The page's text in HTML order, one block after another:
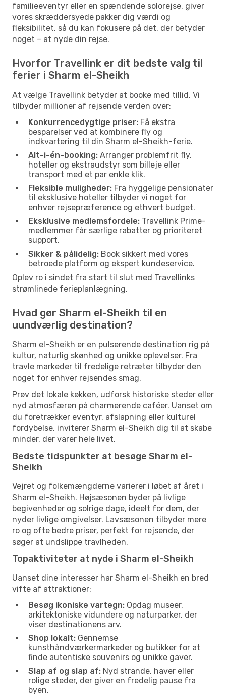
familieeventyr eller en spændende solorejse, giver
vores skræddersyede pakker dig værdi og
fleksibilitet, så du kan fokusere på det, der betyder
noget – at nyde din rejse.
Hvorfor Travellink er dit bedste valg til
ferier i Sharm el-Sheikh
At vælge Travellink betyder at booke med tillid. Vi
tilbyder millioner af rejsende verden over:
Konkurrencedygtige priser: Få ekstra
besparelser ved at kombinere fly og
indkvartering til din Sharm el-Sheikh-ferie.
Alt-i-én-booking: Arranger problemfrit fly,
hoteller og ekstraudstyr som billeje eller
transport med et par enkle klik.
Fleksible muligheder: Fra hyggelige pensionater
til eksklusive hoteller tilbyder vi noget for
enhver rejsepræference og ethvert budget.
Eksklusive medlemsfordele: Travellink Prime-
medlemmer får særlige rabatter og prioriteret
support.
Sikker & pålidelig: Book sikkert med vores
betroede platform og ekspert kundeservice.
Oplev ro i sindet fra start til slut med Travellinks
strømlinede ferieplanlægning.
Hvad gør Sharm el-Sheikh til en
uundværlig destination?
Sharm el-Sheikh er en pulserende destination rig på
kultur, naturlig skønhed og unikke oplevelser. Fra
travle markeder til fredelige retræter tilbyder den
noget for enhver rejsendes smag.
Prøv det lokale køkken, udforsk historiske steder eller
nyd atmosfæren på charmerende caféer. Uanset om
du foretrækker eventyr, afslapning eller kulturel
fordybelse, inviterer Sharm el-Sheikh dig til at skabe
minder, der varer hele livet.
Bedste tidspunkter at besøge Sharm el-
Sheikh
Vejret og folkemængderne varierer i løbet af året i
Sharm el-Sheikh. Højsæsonen byder på livlige
begivenheder og solrige dage, ideelt for dem, der
nyder livlige omgivelser. Lavsæsonen tilbyder mere
ro og ofte bedre priser, perfekt for rejsende, der
søger at undslippe travlheden.
Topaktiviteter at nyde i Sharm el-Sheikh
Uanset dine interesser har Sharm el-Sheikh en bred
vifte af attraktioner:
Besøg ikoniske vartegn: Opdag museer,
arkitektoniske vidundere og naturparker, der
viser destinationens arv.
Shop lokalt: Gennemse
kunsthåndværkermarkeder og butikker for at
finde autentiske souvenirs og unikke gaver.
Slap af og slap af: Nyd strande, haver eller
rolige steder, der giver en fredelig pause fra
byen.